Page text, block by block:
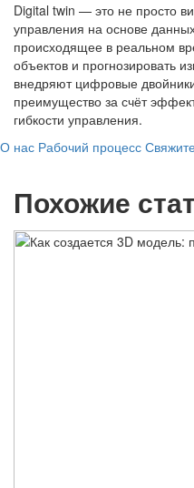
Digital twin — это не просто
управления на основе
происходящее в реальном
объектов и прогнозировать
внедряют цифровые
преимущество за счёт
гибкости управления.
О нас Рабочий процесс
Похожие